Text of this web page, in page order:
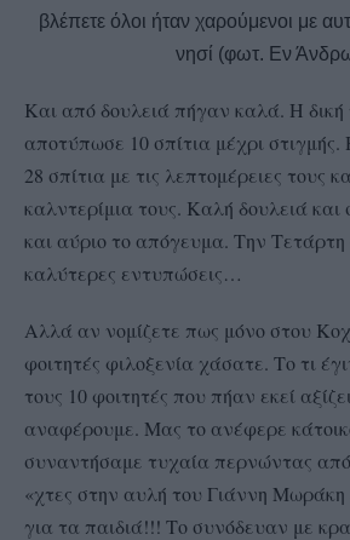
βλέπετε όλοι ήταν χαρούμενοι με
νησί (φωτ. Εν
Και από δουλειά πήγαν καλά. Η δική
αποτύπωσε 10 σπίτια μέχρι
28 σπίτια με τις λεπτομέρειες τους
καλντερίμια τους. Καλή δουλειά και
και αύριο το απόγευμα. Την Τετάρτη
καλύτερες εντυπώσεις…
Αλλά αν νομίζετε πως μόνο στου
φοιτητές φιλοξενία χάσατε. Το τι
τους 10 φοιτητές που πήαν εκεί
αναφέρουμε. Μας το ανέφερε
συναντήσαμε τυχαία περνώντας από
«χτες στην αυλή του Γιάννη
για τα παιδιά!!! Το συνόδευαν με